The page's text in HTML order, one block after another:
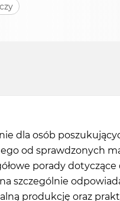
dla osób
od sprawdzonych
porady
szczególnie
produkcję oraz